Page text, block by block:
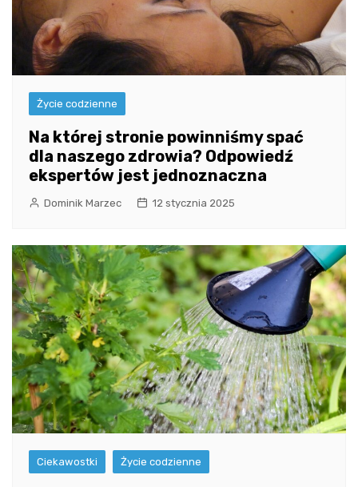
Życie codzienne
Na której stronie powinniśmy spać
dla naszego zdrowia? Odpowiedź
ekspertów jest jednoznaczna
Dominik Marzec 12 stycznia 2025
Ciekawostki Życie codzienne